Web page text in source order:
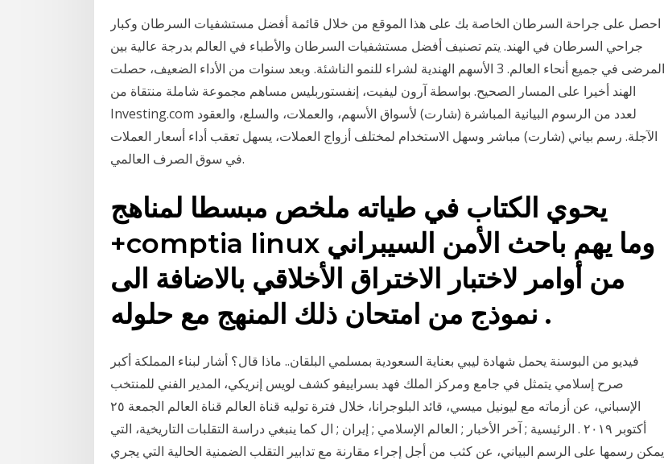
احصل على جراحة السرطان الخاصة بك على هذا الموقع من خلال قائمة أفضل مستشفيات السرطان وكبار
جراحي السرطان في الهند. يتم تصنيف أفضل مستشفيات السرطان والأطباء في العالم بدرجة عالية بين
المرضى في جميع أنحاء العالم. 3 الأسهم الهندية لشراء للنمو الناشئة. وبعد سنوات من الأداء الضعيف، حصلت
الهند أخيرا على المسار الصحيح. بواسطة آرون ليفيت، إنفستوربليس مساهم مجموعة شاملة منتقاة من
Investing.com لعدد من الرسوم البيانية المباشرة (شارت) لأسواق الأسهم، والعملات، والسلع، والعقود
الآجلة. رسم بياني (شارت) مباشر وسهل الاستخدام لمختلف أزواج العملات، يسهل تعقب أداء أسعار العملات
في سوق الصرف العالمي.
يحوي الكتاب في طياته ملخص مبسطا لمناهج
+comptia linux وما يهم باحث الأمن السيبراني
من أوامر لاختبار الاختراق الأخلاقي بالاضافة الى
نموذج من امتحان ذلك المنهج مع حلوله .
فيديو من البوسنة يحمل شهادة ليبي بعناية السعودية بمسلمي البلقان.. ماذا قال؟ أشار لبناء المملكة أكبر
صرح إسلامي يتمثل في جامع ومركز الملك فهد بسراييفو كشف لويس إنريكي، المدير الفني للمنتخب
الإسباني، عن أزماته مع ليونيل ميسي، قائد البلوجرانا، خلال فترة توليه قناة العالم قناة العالم الجمعة ٢٥
أكتوبر ٢٠١٩ . الرئيسية ; آخر الأخبار ; العالم الإسلامي ; إيران ; ال كما ينبغي دراسة التقلبات التاريخية، التي
يمكن رسمها على الرسم البياني، عن كثب من أجل إجراء مقارنة مع تدابير التقلب الضمنية الحالية التي يجري